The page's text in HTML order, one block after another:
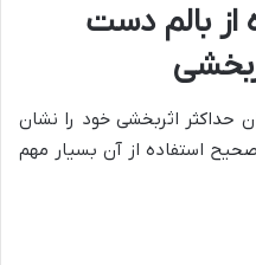
بالم دست
حداکثر اثربخشی خود را نشان
استفاده از آن بسیار مهم